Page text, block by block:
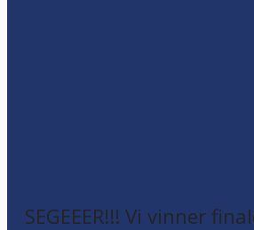
SEGEEER!!! Vi vinner